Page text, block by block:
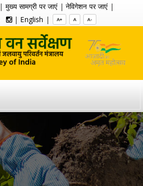
मुख्य सामग्री पर जाएं| नेविगेशन पर जाएं|
| English | A+ A A-